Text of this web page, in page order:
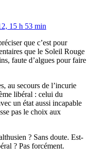
15 h 53 min
que c’est pour
que le Soleil Rouge
faute d’algues pour faire
au secours de l’incurie
libéral : celui du
un état aussi incapable
pas le choix aux
? Sans doute. Est-
? Pas forcément.